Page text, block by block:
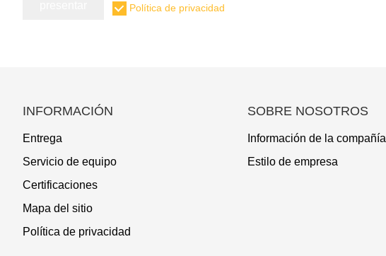
Política de privacidad
INFORMACIÓN
Entrega
Servicio de equipo
Certificaciones
Mapa del sitio
Política de privacidad
SOBRE NOSOTROS
Información de la compañía
Estilo de empresa